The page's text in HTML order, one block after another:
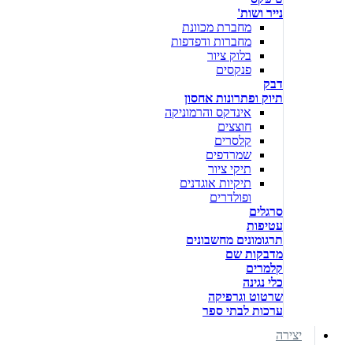
נייר ושות'
מחברת מכוונת
מחברות ודפדפות
בלוק ציור
פנקסים
דבק
תיוק ופתרונות אחסון
אינדקס והרמוניקה
חוצצים
קלסרים
שמרדפים
תיקי ציור
תיקיות אוגדנים
ופולדרים
סרגלים
עטיפות
תרגומונים מחשבונים
מדבקות שם
קלמרים
כלי נגינה
שרטוט וגרפיקה
ערכות לבתי ספר
יצירה